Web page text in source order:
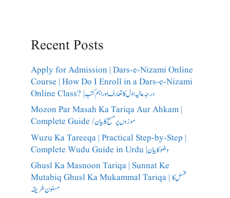
Recent Posts
Apply for Admission | Dars-e-Nizami Online
Course | How Do I Enroll in a Dars-e-Nizami
Online Class? |درجہ عالیہ اول کا تعارف اور اہم کتب
Mozon Par Masah Ka Tariqa Aur Ahkam |
Complete Guide /​موزوں پر مسح کا بیان
Wuzu Ka Tareeqa | Practical Step-by-Step |
Complete Wudu Guide in Urdu |وضو کا بیان
Ghusl Ka Masnoon Tariqa | Sunnat Ke
Mutabiq Ghusl Ka Mukammal Tariqa | غسل کا
مسنون طریقہ